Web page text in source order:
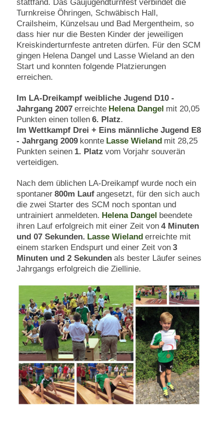
Turnkreise Öhringen, Schwäbisch Hall,
Crailsheim, Künzelsau und Bad Mergentheim, so
dass hier nur die Besten Kinder der jeweiligen
Kreiskinderturnfeste antreten dürfen. Für den SCM
gingen Helena Dangel und Lasse Wieland an den
Start und konnten folgende Platzierungen
erreichen.
Im LA-Dreikampf weibliche Jugend D10 -
Jahrgang 2007 erreichte Helena Dangel mit 20,05
Punkten einen tollen 6. Platz.
Im Wettkampf Drei + Eins männliche Jugend E8
- Jahrgang 2009 konnte Lasse Wieland mit 28,25
Punkten seinen 1. Platz vom Vorjahr souverän
verteidigen.
Nach dem üblichen LA-Dreikampf wurde noch ein
spontaner 800m Lauf angesetzt, für den sich auch
die zwei Starter des SCM noch spontan und
untrainiert anmeldeten. Helena Dangel beendete
ihren Lauf erfolgreich mit einer Zeit von 4 Minuten
und 07 Sekunden. Lasse Wieland erreichte mit
einem starken Endspurt und einer Zeit von 3
Minuten und 2 Sekunden als bester Läufer seines
Jahrgangs erfolgreich die Ziellinie.